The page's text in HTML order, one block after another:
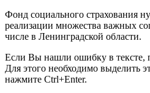
Фонд социального страхования
реализации множества важных
числе в Ленинградской области.
Если Вы нашли ошибку в тексте,
Для этого необходимо выделить
нажмите Ctrl+Enter.